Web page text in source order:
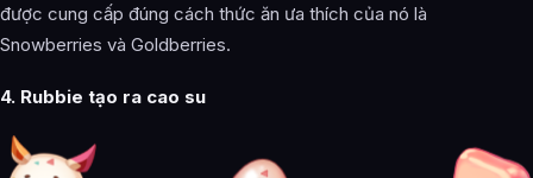
được cung cấp đúng cách thức ăn ưa thích của nó là
Snowberries và Goldberries.
4. Rubbie tạo ra cao su